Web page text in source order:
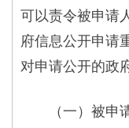
可以责令被申请
府信息公开申请
对申请公开的政
（一）被申请